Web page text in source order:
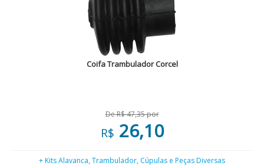
Coifa Trambulador Corcel
De R$ 47,35 por
R$ 26,10
+ Kits Alavanca, Trambulador, Cúpulas e Peças Diversas